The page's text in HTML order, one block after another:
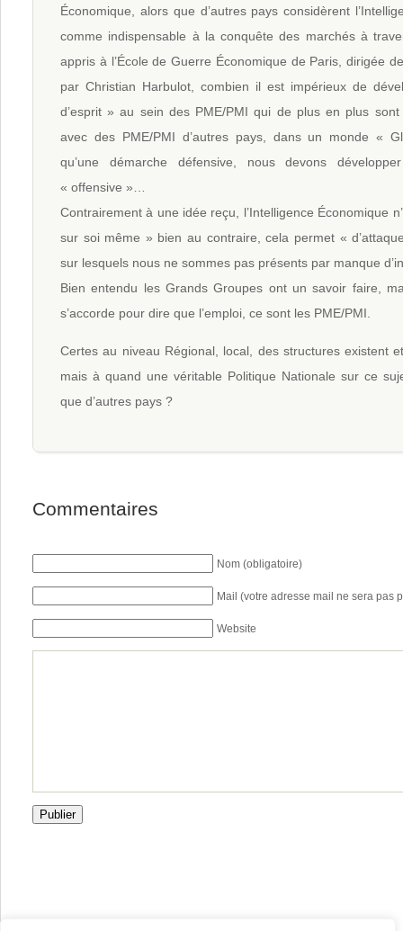
Économique, alors que d’autres pays considèrent
comme indispensable à la conquête des marchés à
appris à l’École de Guerre Économique de Paris, dirigée
par Christian Harbulot, combien il est impérieux de
d’esprit » au sein des PME/PMI qui de plus en plus
avec des PME/PMI d’autres pays, dans un monde «
qu’une démarche défensive, nous devons
« offensive »…
Contrairement à une idée reçu, l’Intelligence Économique
sur soi même » bien au contraire, cela permet «
sur lesquels nous ne sommes pas présents par manque
Bien entendu les Grands Groupes ont un savoir faire,
s’accorde pour dire que l’emploi, ce sont les PME/PMI.
Certes au niveau Régional, local, des structures existent
mais à quand une véritable Politique Nationale sur ce
que d’autres pays ?
Commentaires
Nom (obligatoire)
Mail (votre adresse mail ne sera pas
Website